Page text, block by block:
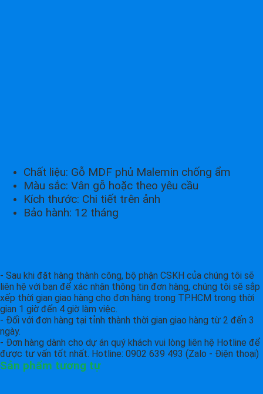
Chất liệu: Gỗ MDF phủ Malemin chống ẩm
Màu sắc: Vân gỗ hoặc theo yêu cầu
Kích thước: Chi tiết trên ảnh
Bảo hành: 12 tháng
- Sau khi đặt hàng thành công, bộ phận CSKH của chúng tôi sẽ
liên hệ với bạn để xác nhận thông tin đơn hàng, chúng tôi sẽ sắp
xếp thời gian giao hàng cho đơn hàng trong TP.HCM trong thời
gian 1 giờ đến 4 giờ làm việc.
- Đối với đơn hàng tại tỉnh thành thời gian giao hàng từ 2 đến 3
ngày.
- Đơn hàng dành cho dự án quý khách vui lòng liên hệ Hotline để
được tư vấn tốt nhất. Hotline: 0902 639 493 (Zalo - Điện thoại)
Sản phẩm tương tự